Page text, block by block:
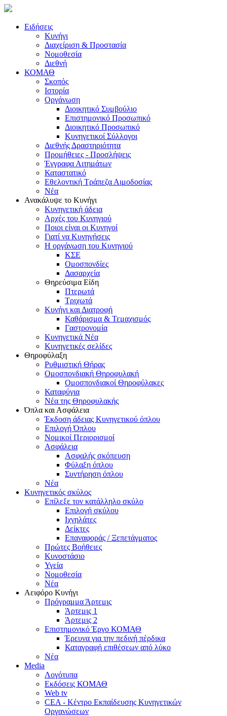
Ειδήσεις
Κυνήγι
Διαχείριση & Προστασία
Νομοθεσία
Διεθνή
ΚΟΜΑΘ
Σκοπός
Ιστορία
Οργάνωση
Διοικητικό Συμβούλιο
Επιστημονικό Προσωπικό
Διοικητικό Προσωπικό
Κυνηγετικοί Σύλλογοι
Διεθνής Δραστηριότητα
Προμήθειες - Προσλήψεις
Έγγραφα Αιτημάτων
Καταστατικό
Εθελοντική Τράπεζα Αιμοδοσίας
Νέα
Ανακάλυψε το Κυνήγι
Κυνηγετική άδεια
Αρχές του Κυνηγιού
Ποιοι είναι οι Κυνηγοί
Γιατί να Κυνηγήσεις
Η οργάνωση του Κυνηγιού
ΚΣΕ
Ομοσπονδίες
Δασαρχεία
Θηρεύσιμα Είδη
Πτερωτά
Τριχωτά
Κυνήγι και Διατροφή
Καθάρισμα & Τεμαχισμός
Γαστρονομία
Κυνηγετικά Νέα
Κυνηγετικές σελίδες
Θηροφύλαξη
Ρυθμιστική Θήρας
Ομοσπονδιακή Θηροφυλακή
Oμοσπονδιακοί Θηροφύλακες
Καταφύγια
Νέα της Θηροφυλακής
Όπλα και Ασφάλεια
Έκδοση άδειας Κυνηγετικού όπλου
Επιλογή Όπλου
Νομικοί Περιορισμοί
Ασφάλεια
Ασφαλής σκόπευση
Φύλαξη όπλου
Συντήρηση όπλου
Νέα
Κυνηγετικός σκύλος
Επίλεξε τον κατάλληλο σκύλο
Επιλογή σκύλου
Ιχνηλάτες
Δείκτες
Επαναφοράς / Ξεπετάγματος
Πρώτες Βοήθειες
Κυνοστάσιο
Υγεία
Νομοθεσία
Νέα
Αειφόρο Κυνήγι
Πρόγραμμα Άρτεμις
Άρτεμις 1
Άρτεμις 2
Επιστημονικό Έργο ΚΟΜΑΘ
Έρευνα για την πεδινή πέρδικα
Καταγραφή επιθέσεων από λύκο
Νέα
Media
Λογότυπα
Εκδόσεις ΚΟΜΑΘ
Web tv
CEA - Κέντρο Εκπαίδευσης Κυνηγετικών
Οργανώσεων